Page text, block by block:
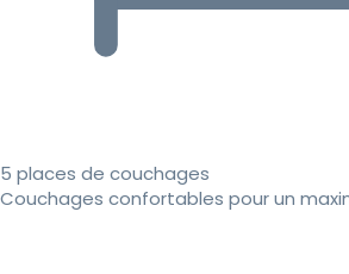
5 places de couchages
Couchages confortables pour un